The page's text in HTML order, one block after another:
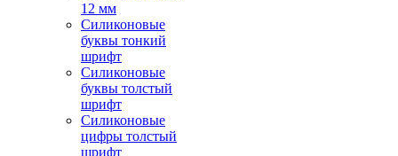
12 мм
Силиконовые
буквы тонкий
шрифт
Силиконовые
буквы толстый
шрифт
Силиконовые
цифры толстый
шрифт